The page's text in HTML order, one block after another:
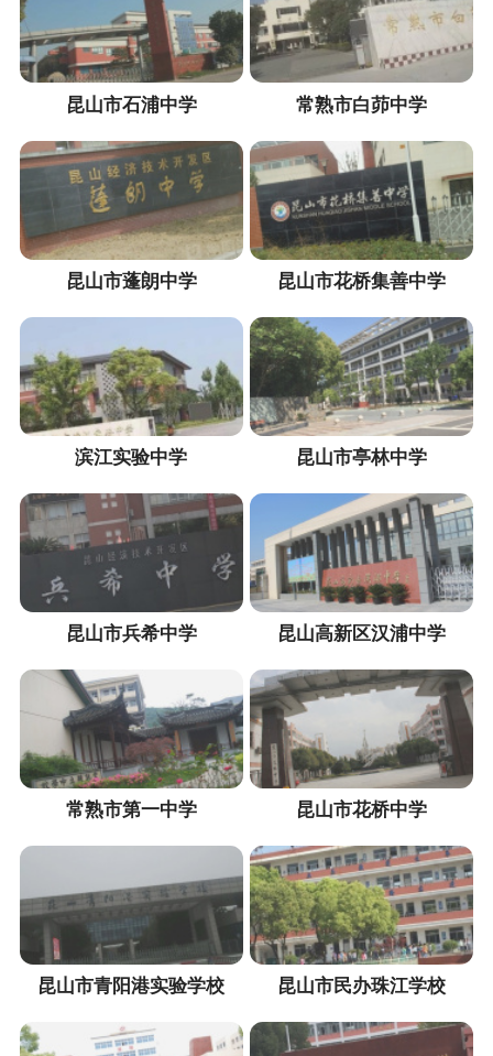
昆山市石浦中学 常熟市白茆中学
昆山市蓬朗中学 昆山市花桥集善中学
滨江实验中学 昆山市亭林中学
昆山市兵希中学 昆山高新区汉浦中学
常熟市第一中学 昆山市花桥中学
昆山市青阳港实验学校 昆山市民办珠江学校